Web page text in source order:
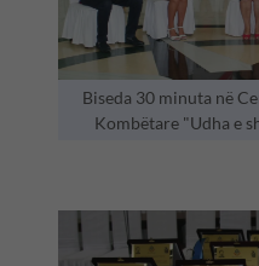
Biseda 30 minuta në
Kombëtare "Udha e